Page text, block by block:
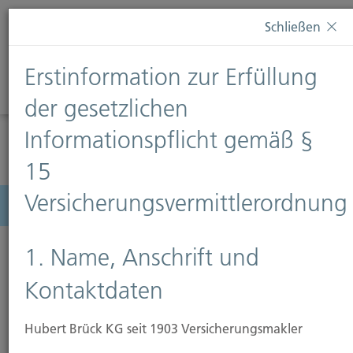
Diese Webseite verwendet Cookies. Wenn Sie weiterhin
Informationen finden Sie auf unserer SeiteDatenschutz
Diese Nachricht nicht erneut anzeigen
Menü
Schließen
Erstinformation zur Erfüllung
der gesetzlichen
Informationspflicht gemäß §
15
Versicherungsvermittlerordnung
1. Name, Anschrift und
Kontaktdaten
Hubert Brück KG seit 1903 Versicherungsmakler